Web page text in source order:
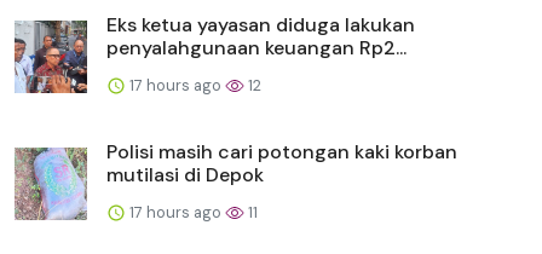
Eks ketua yayasan diduga lakukan
penyalahgunaan keuangan Rp2...
17 hours ago 12
Polisi masih cari potongan kaki korban
mutilasi di Depok
17 hours ago 11